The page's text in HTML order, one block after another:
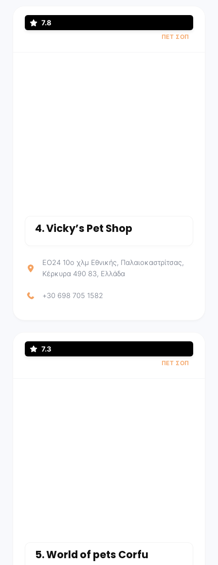
7.8
ΠΕΤ ΣΟΠ
4.Vicky’s Pet Shop
ΕΟ24 10ο χλμ Εθνικής, Παλαιοκαστρίτσας,
Κέρκυρα 490 83, Ελλάδα
+30 698 705 1582
7.3
ΠΕΤ ΣΟΠ
5.World of pets Corfu